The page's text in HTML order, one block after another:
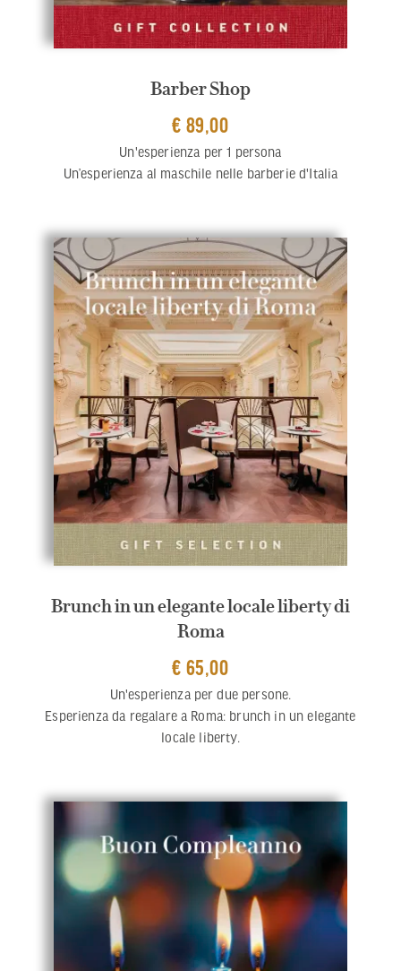
Barber Shop
€ 89,00
Un'esperienza per 1 persona
Un’esperienza al maschile nelle barberie d'Italia
Brunch in un elegante locale liberty di
Roma
€ 65,00
Un'esperienza per due persone.
Esperienza da regalare a Roma: brunch in un elegante
locale liberty.